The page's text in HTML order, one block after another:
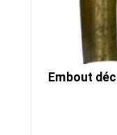
Embout